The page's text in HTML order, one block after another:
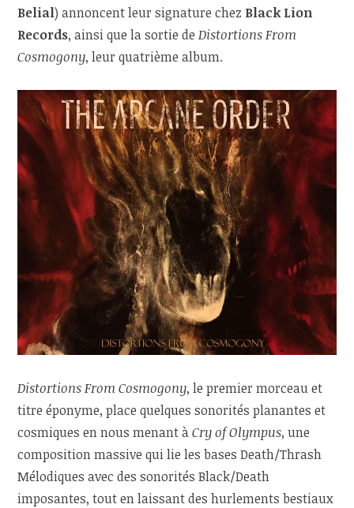
Belial) annoncent leur signature chez Black Lion
Records, ainsi que la sortie deDistortions From
Cosmogony, leur quatrième album.
Distortions From Cosmogony, le premier morceau et
titre éponyme, place quelques sonorités planantes et
cosmiques en nous menant àCry of Olympus, une
composition massive qui lie les bases Death/Thrash
Mélodiques avec des sonorités Black/Death
imposantes, tout en laissant des hurlements bestiaux